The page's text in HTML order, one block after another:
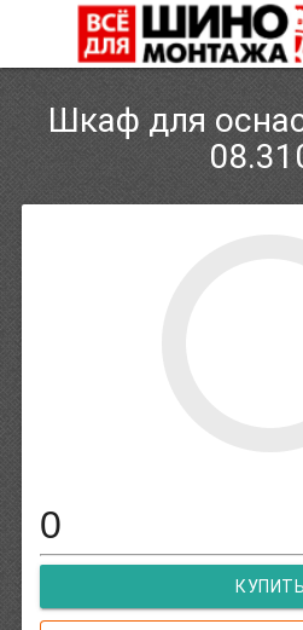
Шкаф для
0
КУПИТЬ